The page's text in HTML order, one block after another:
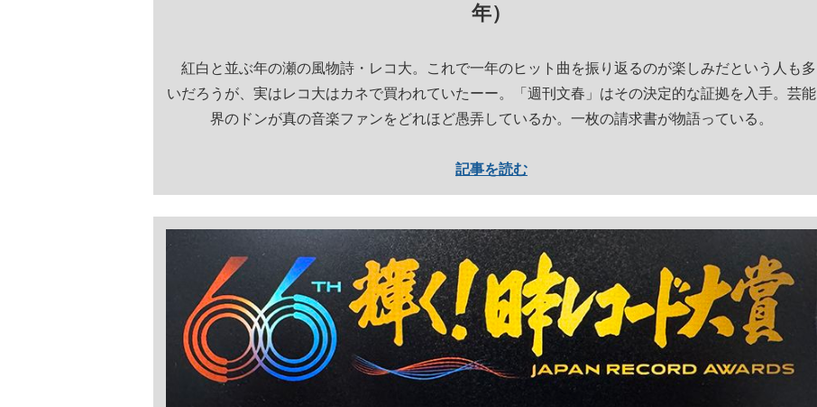
年）
紅白と並ぶ年の瀬の風物詩・レコ大。これで一年のヒット曲を振り返るのが楽しみだという人も多
いだろうが、実はレコ大はカネで買われていたーー。「週刊文春」はその決定的な証拠を入手。芸能
界のドンが真の音楽ファンをどれほど愚弄しているか。一枚の請求書が物語っている。
記事を読む